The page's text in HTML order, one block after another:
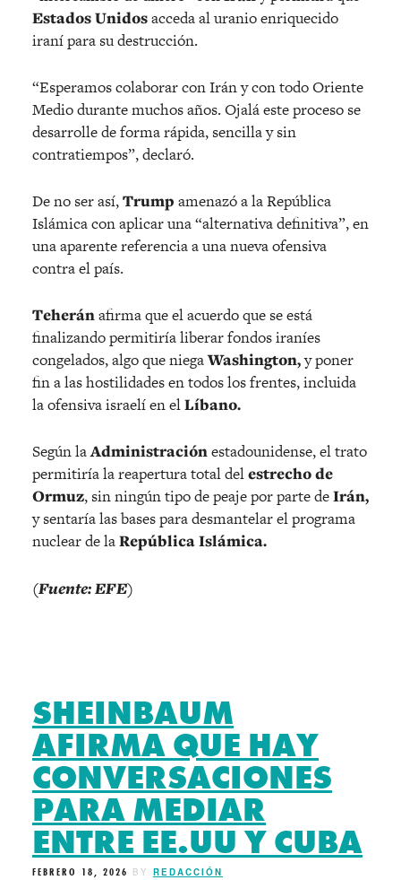
Estados Unidosacceda al uranio enriquecido
iraní para su destrucción.
“Esperamos colaborar con Irán y con todo Oriente
Medio durante muchos años. Ojalá este proceso se
desarrolle de forma rápida, sencilla y sin
contratiempos”, declaró.
De no ser así,Trump amenazó a la República
Islámica con aplicar una “alternativa definitiva”, en
una aparente referencia a una nueva ofensiva
contra el país.
Teheránafirma que el acuerdo que se está
finalizando permitiría liberar fondos iraníes
congelados, algo que niegaWashington,y poner
fin a las hostilidades en todos los frentes, incluida
la ofensiva israelí en elLíbano.
Según laAdministraciónestadounidense, el trato
permitiría la reapertura total delestrecho de
Ormuz, sin ningún tipo de peaje por parte deIrán,
y sentaría las bases para desmantelar el programa
nuclear de laRepública Islámica.
(Fuente: EFE)
SHEINBAUM
AFIRMA QUE HAY
CONVERSACIONES
PARA MEDIAR
ENTRE EE.UU Y CUBA
FEBRERO 18, 2026 BY REDACCIÓN